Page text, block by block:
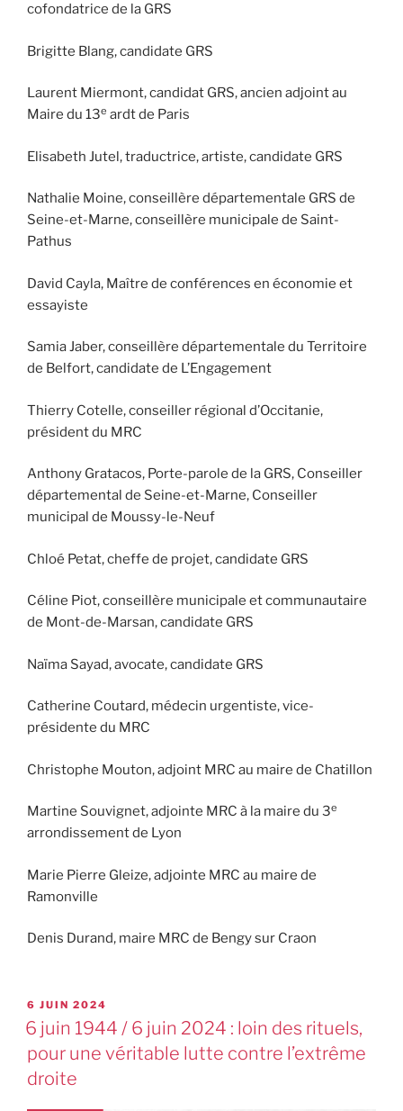
cofondatrice de la GRS
Brigitte Blang, candidate GRS
Laurent Miermont, candidat GRS, ancien adjoint au
Maire du 13e ardt de Paris
Elisabeth Jutel, traductrice, artiste, candidate GRS
Nathalie Moine, conseillère départementale GRS de
Seine-et-Marne, conseillère municipale de Saint-
Pathus
David Cayla, Maître de conférences en économie et
essayiste
Samia Jaber, conseillère départementale du Territoire
de Belfort, candidate de L’Engagement
Thierry Cotelle, conseiller régional d’Occitanie,
président du MRC
Anthony Gratacos, Porte-parole de la GRS, Conseiller
départemental de Seine-et-Marne, Conseiller
municipal de Moussy-le-Neuf
Chloé Petat, cheffe de projet, candidate GRS
Céline Piot, conseillère municipale et communautaire
de Mont-de-Marsan, candidate GRS
Naïma Sayad, avocate, candidate GRS
Catherine Coutard, médecin urgentiste, vice-
présidente du MRC
Christophe Mouton, adjoint MRC au maire de Chatillon
Martine Souvignet, adjointe MRC à la maire du 3e
arrondissement de Lyon
Marie Pierre Gleize, adjointe MRC au maire de
Ramonville
Denis Durand, maire MRC de Bengy sur Craon
6 JUIN 2024
6 juin 1944 / 6 juin 2024 : loin des rituels,
pour une véritable lutte contre l’extrême
droite